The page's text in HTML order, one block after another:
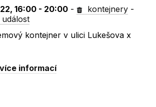
16:00 - 20:00 - kontejnery -
kontejner v ulici Lukešova x
informací